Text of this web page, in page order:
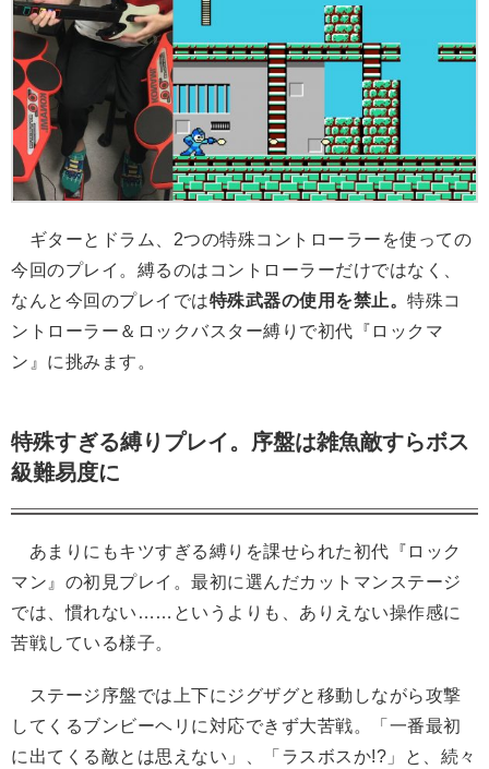
ギターとドラム、2つの特殊コントローラーを使っての
今回のプレイ。縛るのはコントローラーだけではなく、
なんと今回のプレイでは特殊武器の使用を禁止。 特殊コ
ントローラー＆ロックバスター縛りで初代『ロックマ
ン』に挑みます。
特殊すぎる縛りプレイ。序盤は雑魚敵すらボス
級難易度に
あまりにもキツすぎる縛りを課せられた初代『ロック
マン』の初見プレイ。最初に選んだカットマンステージ
では、慣れない……というよりも、ありえない操作感に
苦戦している様子。
ステージ序盤では上下にジグザグと移動しながら攻撃
してくるブンビーヘリに対応できず大苦戦。「一番最初
に出てくる敵とは思えない」、「ラスボスか!?」と、続々